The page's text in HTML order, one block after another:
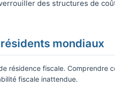
des structures de
mondiaux
résidence fiscale. Comprendre
fiscale inattendue.